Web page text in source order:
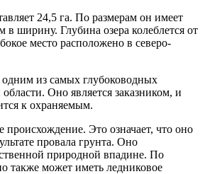
24,5 га. По размерам он имеет
ширину. Глубина озера колеблется от
место расположено в северо-
одним из самых глубоководных
Оно является заказником, и
к охраняемым.
происхождение. Это означает, что оно
провала грунта. Оно
природной впадине. По
также может иметь ледниковое